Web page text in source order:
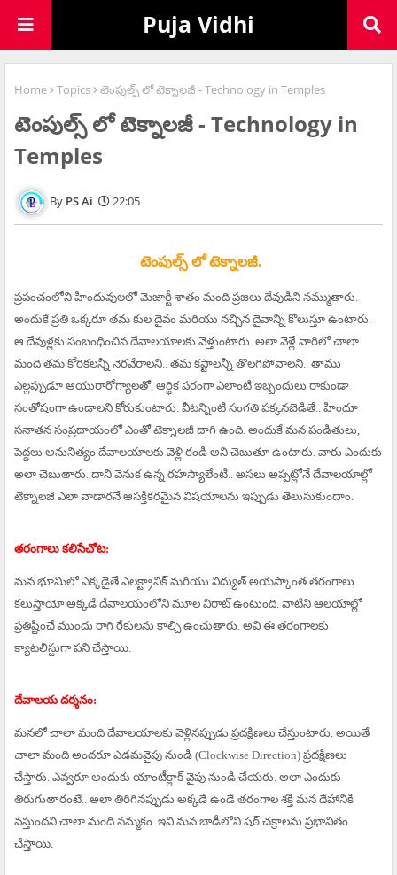
Puja Vidhi
Home Topics టెంపుల్స్ లో టెక్నాలజీ - Technology in Temples
టెంపుల్స్ లో టెక్నాలజీ - Technology in
Temples
PS Ai 22:05
టెంపుల్స్ లో టెక్నాలజీ.
ప్రపంచంలోని హిందువులలో మెజార్టీ శాతం మంది ప్రజలు దేవుడిని నమ్ముతారు.
అందుకే ప్రతి ఒక్కరూ తమ కుల దైవం మరియు నచ్చిన దైవాన్ని కొలుస్తూ ఉంటారు.
ఆ దేవుళ్లకు సంబంధించిన దేవాలయాలకు వెళ్తుంటారు. అలా వెళ్లే వారిలో చాలా
మంది తమ కోరికలన్నీ నెరవేరాలని.. తమ కష్టాలన్నీ తొలగిపోవాలని.. తాము
ఎల్లప్పుడూ ఆయురారోగ్యాలతో, ఆర్థిక పరంగా ఎలాంటి ఇబ్బందులు రాకుండా
సంతోషంగా ఉండాలని కోరుకుంటారు. వీటన్నింటి సంగతి పక్కనబెడితే.. హిందూ
సనాతన సంప్రదాయంలో ఎంతో టెక్నాలజీ దాగి ఉంది. అందుకే మన పండితులు,
పెద్దలు అనునిత్యం దేవాలయాలకు వెళ్లి రండి అని చెబుతూ ఉంటారు. వారు ఎందుకు
అలా చెబుతారు. దాని వెనుక ఉన్న రహస్యాలేంటి.. అసలు అప్పట్లోనే దేవాలయాల్లో
టెక్నాలజీ ఎలా వాడారనే ఆసక్తికరమైన విషయాలను ఇప్పుడు తెలుసుకుందాం.
తరంగాలు కలిసేచోట:
మన భూమిలో ఎక్కడైతే ఎలక్ట్రానిక్ మరియు విద్యుత్ అయస్కాంత తరంగాలు
కలుస్తాయో అక్కడే దేవాలయంలోని మూల విరాట్ ఉంటుంది. వాటిని ఆలయాల్లో
ప్రతిష్టించే ముందు రాగి రేకులను కాల్చి ఉంచుతారు. అవి ఈ తరంగాలకు
క్యాటలిస్టుగా పని చేస్తాయి.
దేవాలయ దర్శనం:
మనలో చాలా మంది దేవాలయాలకు వెళ్లినప్పుడు ప్రదక్షిణలు చేస్తుంటారు. అయితే
చాలా మంది అందరూ ఎడమవైపు నుండి (Clockwise Direction) ప్రదక్షిణలు
చేస్తారు. ఎవ్వరూ అందుకు యాంటీక్లాక్ వైపు నుండి చేయరు. అలా ఎందుకు
తిరుగుతారంటే.. అలా తిరిగినప్పుడు అక్కడే ఉండే తరంగాల శక్తి మన దేహానికి
వస్తుందని చాలా మంది నమ్మకం. ఇవి మన బాడీలోని షఠ్ చక్రాలను ప్రభావితం
చేస్తాయి.